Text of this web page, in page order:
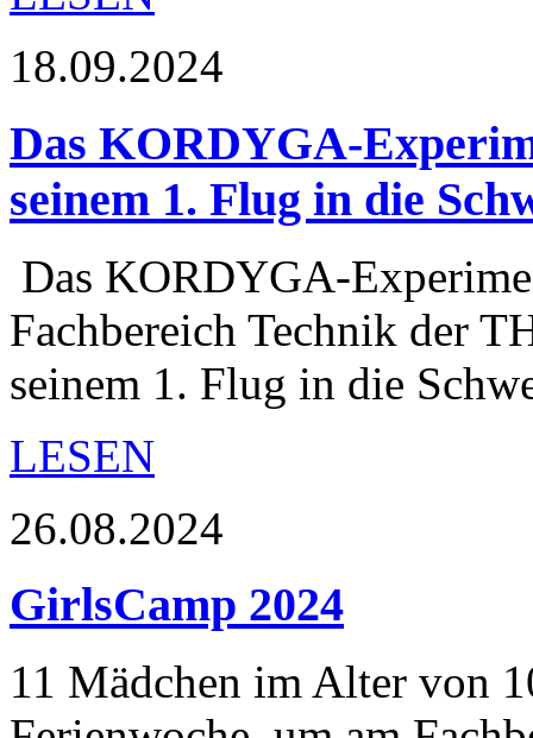
18.09.2024
Das KORDYGA-
seinem 1. Flug in die
Das KORDYGA-
Fachbereich Technik der
seinem 1. Flug in die
LESEN
26.08.2024
GirlsCamp 2024
11 Mädchen im Alter von